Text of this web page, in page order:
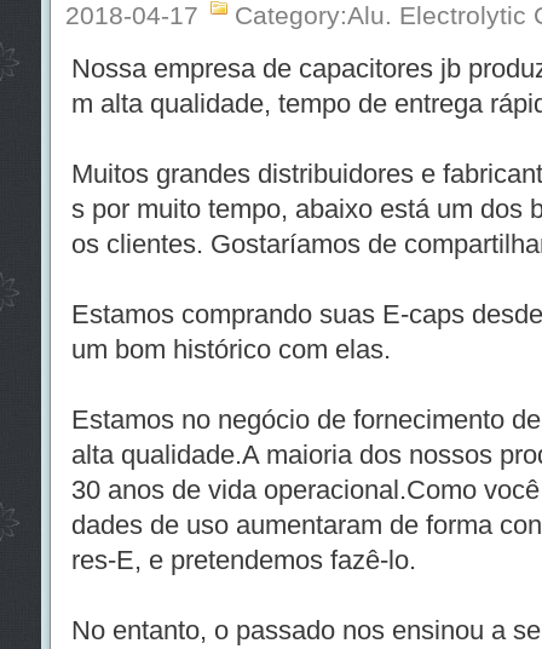
2018-04-17 Category:Alu. Electrolytic
Nossa empresa de capacitores jb
m alta qualidade, tempo de entrega
Muitos grandes distribuidores e
s por muito tempo, abaixo está um dos
os clientes. Gostaríamos de
Estamos comprando suas E-caps
um bom histórico com elas.
Estamos no negócio de fornecimento
alta qualidade.A maioria dos nossos
30 anos de vida operacional.Como
dades de uso aumentaram de forma
res-E, e pretendemos fazê-lo.
No entanto, o passado nos ensinou a